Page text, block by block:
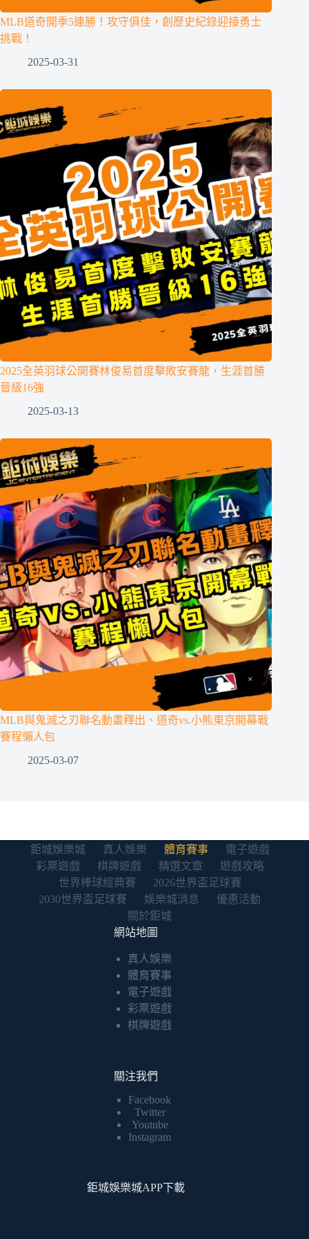
MLB道奇開季5連勝！攻守俱佳，創歷史紀錄迎接勇士
挑戰！
2025-03-31
2025全英羽球公開賽林俊易首度擊敗安賽龍，生涯首勝
晉級16強
2025-03-13
MLB與鬼滅之刃聯名動畫釋出、道奇vs.小熊東京開幕戰
賽程懶人包
2025-03-07
鉅城娛樂城 真人娛樂 體育賽事
電子遊戲
彩票遊戲
棋牌遊戲 精選文章
遊戲攻略
世界棒球經典賽
2026世界盃足球賽
2030世界盃足球賽
娛樂城消息
優惠活動
關於鉅城
網站地圖
真人娛樂
體育賽事
電子遊戲
彩票遊戲
棋牌遊戲
關注我們
Facebook
Twitter
Youtube
Instagram
鉅城娛樂城APP下載